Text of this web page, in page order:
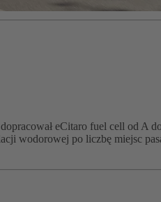
eCitaro fuel cell od A
wodorowej po liczbę miejsc